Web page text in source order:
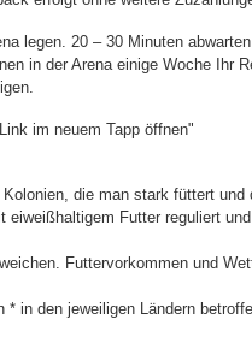
legen. 20 – 30 Minuten
in der Arena einige Woche Ihr
im neuem Tapp öffnen"
die man stark füttert
Futter reguliert
Futtervorkommen und
in den jeweiligen Ländern